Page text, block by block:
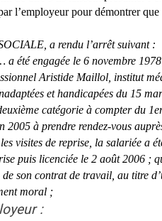
l’employeur pour démontrer
a rendu l’arrêt suivant :
été engagée le 6 novembre
Aristide Maillol, institut
et handicapées du 15
catégorie à compter du
à prendre rendez-vous
visites de reprise, la salariée a
puis licenciée le 2 août 2006 ;
son contrat de travail, au titre
moral ;
: